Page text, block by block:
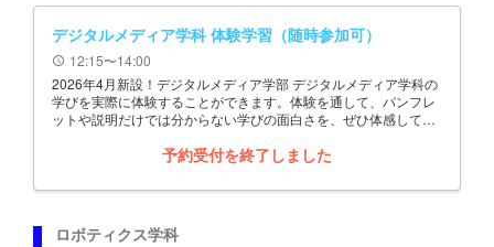
デジタルメディア学科 体験学習（随時参加可）
schedule 12:15〜14:00
2026年4月新設！デジタルメディア学部 デジタルメディア学科の
学びを実際に体験することができます。体験を通して、パンフレ
ットや説明だけでは分からない学びの面白さを、ぜひ体感してく
デジタルメディアの世界を体験しよう！」
予約受付を終了しました
ロボティクス学科